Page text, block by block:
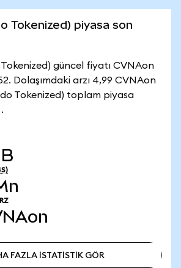
Tokenized) piyasa son
güncel fiyatı CVNAon
Dolaşımdaki arzı 4,99 CVNAon
Tokenized) toplam piyasa
FAZLA İSTATİSTİK GÖR